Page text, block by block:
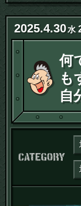
2025.4.30水
何
も
自
カ